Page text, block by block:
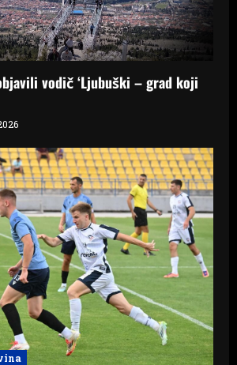
vodič ‘Ljubuški – grad koji